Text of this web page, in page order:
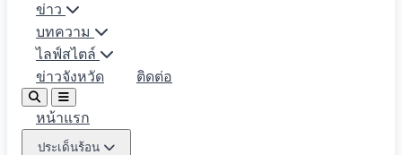
ข่าว
บทความ
ไลฟ์สไตล์
ข่าวจังหวัด
ติดต่อ
หน้าแรก
ประเด็นร้อน